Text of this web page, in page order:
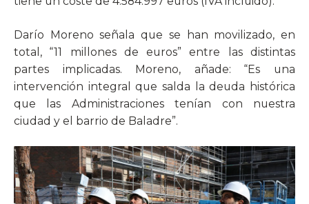
Darío Moreno señala que se han movilizado, en
total, “11 millones de euros” entre las distintas
partes implicadas. Moreno, añade: “Es una
intervención integral que salda la deuda histórica
que las Administraciones tenían con nuestra
ciudad y el barrio de Baladre”.